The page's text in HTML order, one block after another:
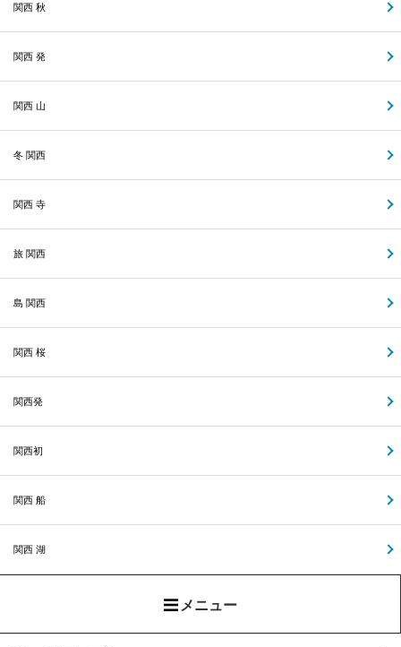
関西 秋
関西 発
関西 山
冬 関西
関西 寺
旅 関西
島 関西
関西 桜
関西発
関西初
関西 船
関西 湖
メニュー